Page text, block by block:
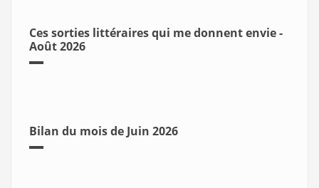
Ces sorties littéraires qui me donnent envie -
Août 2026
Bilan du mois de Juin 2026